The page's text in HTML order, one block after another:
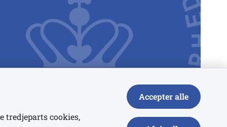
tredjeparts cookies,
Accepter alle